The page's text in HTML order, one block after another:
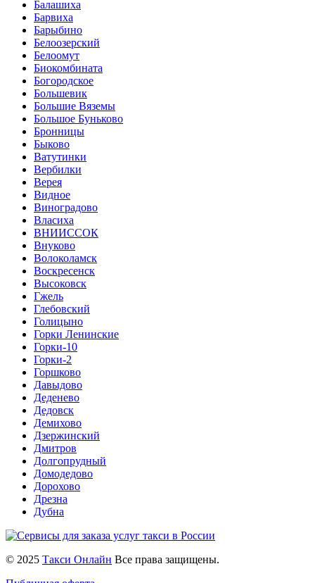
Балашиха
Барвиха
Барыбино
Белоозерский
Белоомут
Биокомбината
Богородское
Большевик
Большие Вяземы
Большое Буньково
Бронницы
Быково
Ватутинки
Вербилки
Верея
Видное
Виноградово
Власиха
ВНИИССОК
Внуково
Волоколамск
Воскресенск
Высоковск
Гжель
Глебовский
Голицыно
Горки Ленинские
Горки-10
Горки-2
Горшково
Давыдово
Деденево
Дедовск
Демихово
Дзержинский
Дмитров
Долгопрудный
Домодедово
Дорохово
Дрезна
Дубна
© 2025 Такси Онлайн Все права защищены.